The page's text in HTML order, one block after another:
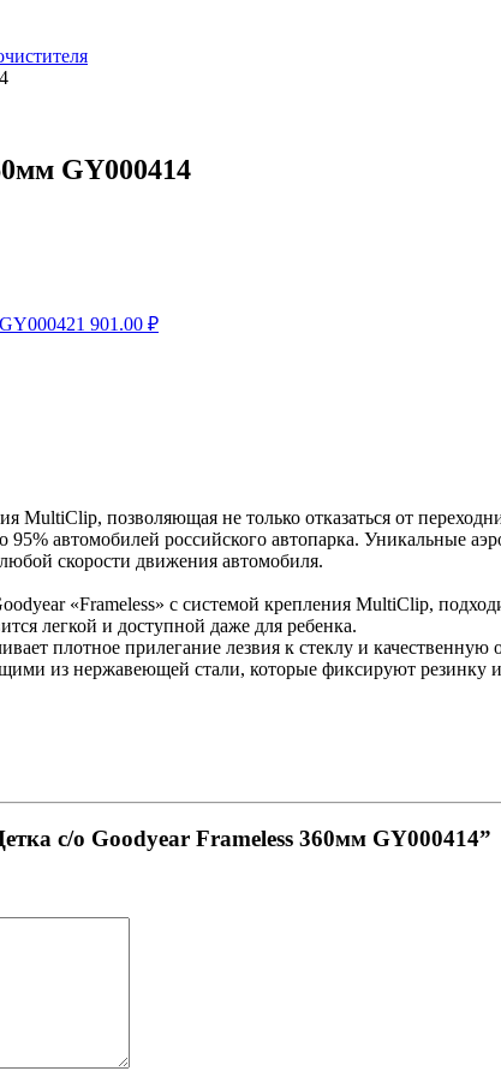
GY000414
901.00 ₽
MultiClip, позволяющая не только отказаться от
автомобилей российского автопарка. Уникальные
скорости движения автомобиля.
«Frameless» с системой крепления MultiClip,
легкой и доступной даже для ребенка.
плотное прилегание лезвия к стеклу и качественную
из нержавеющей стали, которые фиксируют
с/о Goodyear Frameless 360мм GY000414”